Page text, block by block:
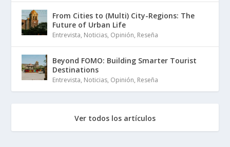
From Cities to (Multi) City-Regions: The
Future of Urban Life
Entrevista, Noticias, Opinión, Reseña
Beyond FOMO: Building Smarter Tourist
Destinations
Entrevista, Noticias, Opinión, Reseña
Ver todos los artículos